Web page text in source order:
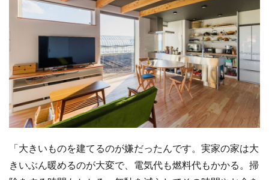
「大きいものを建てるのが嫌だったんです。実家の家は大
きいぶん暖めるのが大変で、電気代も燃料代もかかる。掃